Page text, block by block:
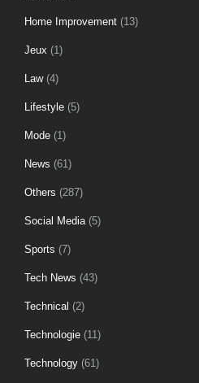
Home Improvement (13)
Jeux (1)
Law(4)
Lifestyle (5)
Mode (1)
News (61)
Others (287)
Social Media (5)
Sports (7)
Tech News (43)
Technical (2)
Technologie (11)
Technology (61)